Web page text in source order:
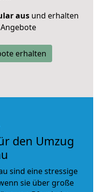
ausund erhalten
erhalten
den Umzug
sind eine stressige
sie über große